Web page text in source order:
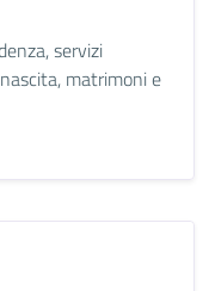
servizi
matrimoni e